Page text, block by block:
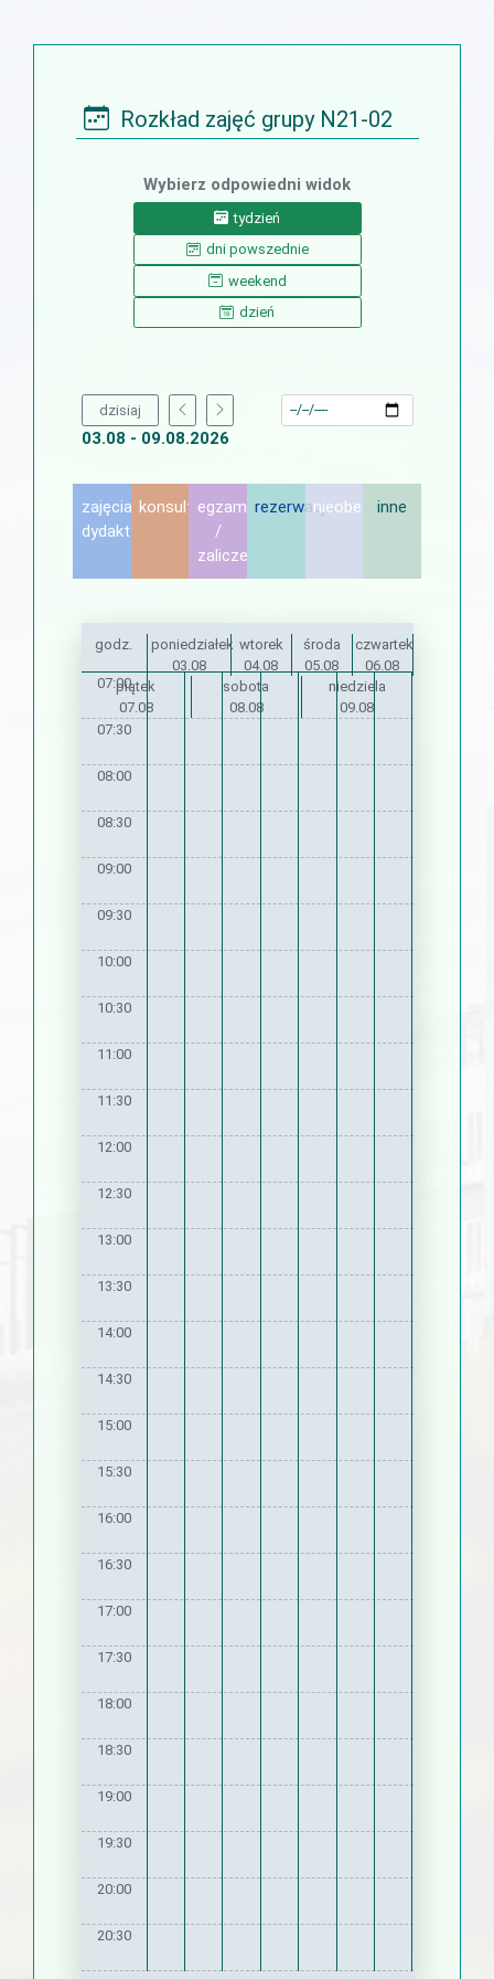
Rozkład zajęć grupy N21-02
Wybierz odpowiedni widok
tydzień
dni powszednie
weekend
dzień
dzisiaj
03.08 - 09.08.2026
zajęcia
dydaktyczne
konsultacjeegzamin
/
zaliczenie
rezerwacjenieobecność
inne
godz.
poniedziałek
03.08
wtorek
04.08
środa
05.08
czwartek
06.08
piątek
07.08
sobota
08.08
niedziela
09.08
07:00
07:30
08:00
08:30
09:00
09:30
10:00
10:30
11:00
11:30
12:00
12:30
13:00
13:30
14:00
14:30
15:00
15:30
16:00
16:30
17:00
17:30
18:00
18:30
19:00
19:30
20:00
20:30